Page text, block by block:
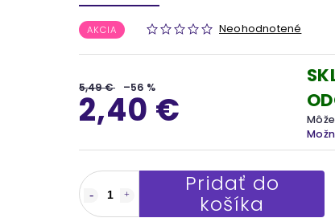
AKCIA Neohodnotené
5,49 € –56 %
2,40 €
Pridať do
košíka